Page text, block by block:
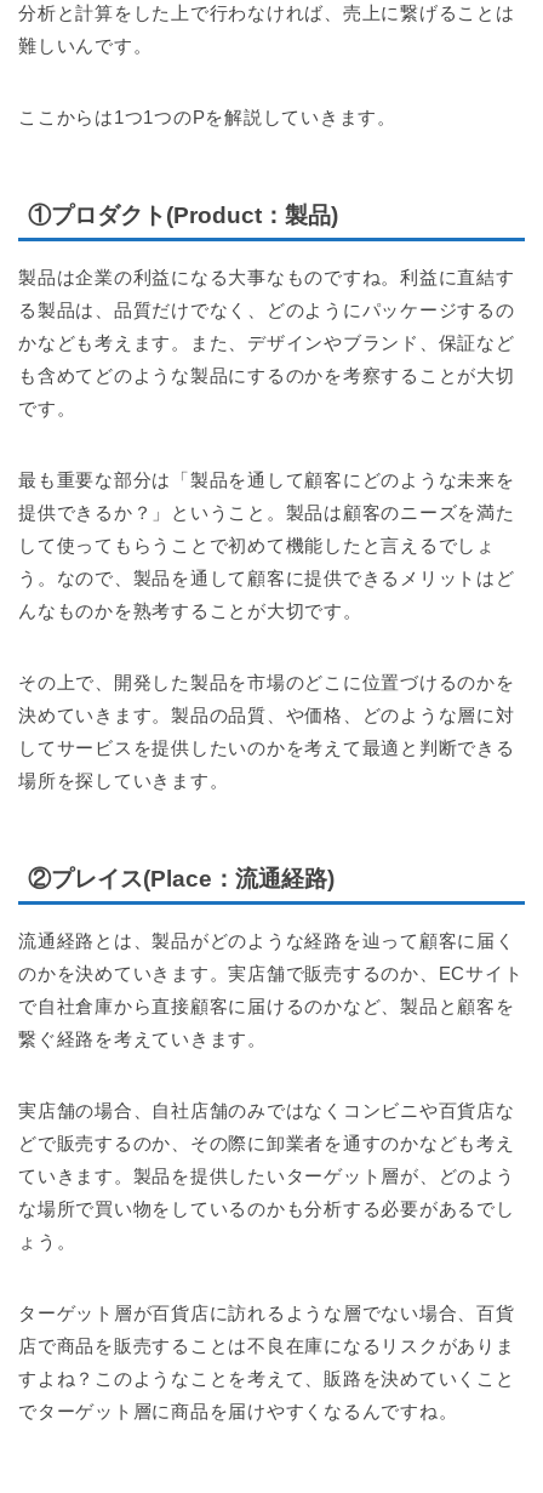
分析と計算をした上で行わなければ、売上に繋げることは
難しいんです。
ここからは1つ1つのPを解説していきます。
①プロダクト(Product：製品)
製品は企業の利益になる大事なものですね。利益に直結す
る製品は、品質だけでなく、どのようにパッケージするの
かなども考えます。また、デザインやブランド、保証など
も含めてどのような製品にするのかを考察することが大切
です。
最も重要な部分は「製品を通して顧客にどのような未来を
提供できるか？」ということ。製品は顧客のニーズを満た
して使ってもらうことで初めて機能したと言えるでしょ
う。なので、製品を通して顧客に提供できるメリットはど
んなものかを熟考することが大切です。
その上で、開発した製品を市場のどこに位置づけるのかを
決めていきます。製品の品質、や価格、どのような層に対
してサービスを提供したいのかを考えて最適と判断できる
場所を探していきます。
②プレイス(Place：流通経路)
流通経路とは、製品がどのような経路を辿って顧客に届く
のかを決めていきます。実店舗で販売するのか、ECサイト
で自社倉庫から直接顧客に届けるのかなど、製品と顧客を
繋ぐ経路を考えていきます。
実店舗の場合、自社店舗のみではなくコンビニや百貨店な
どで販売するのか、その際に卸業者を通すのかなども考え
ていきます。製品を提供したいターゲット層が、どのよう
な場所で買い物をしているのかも分析する必要があるでし
ょう。
ターゲット層が百貨店に訪れるような層でない場合、百貨
店で商品を販売することは不良在庫になるリスクがありま
すよね？このようなことを考えて、販路を決めていくこと
でターゲット層に商品を届けやすくなるんですね。